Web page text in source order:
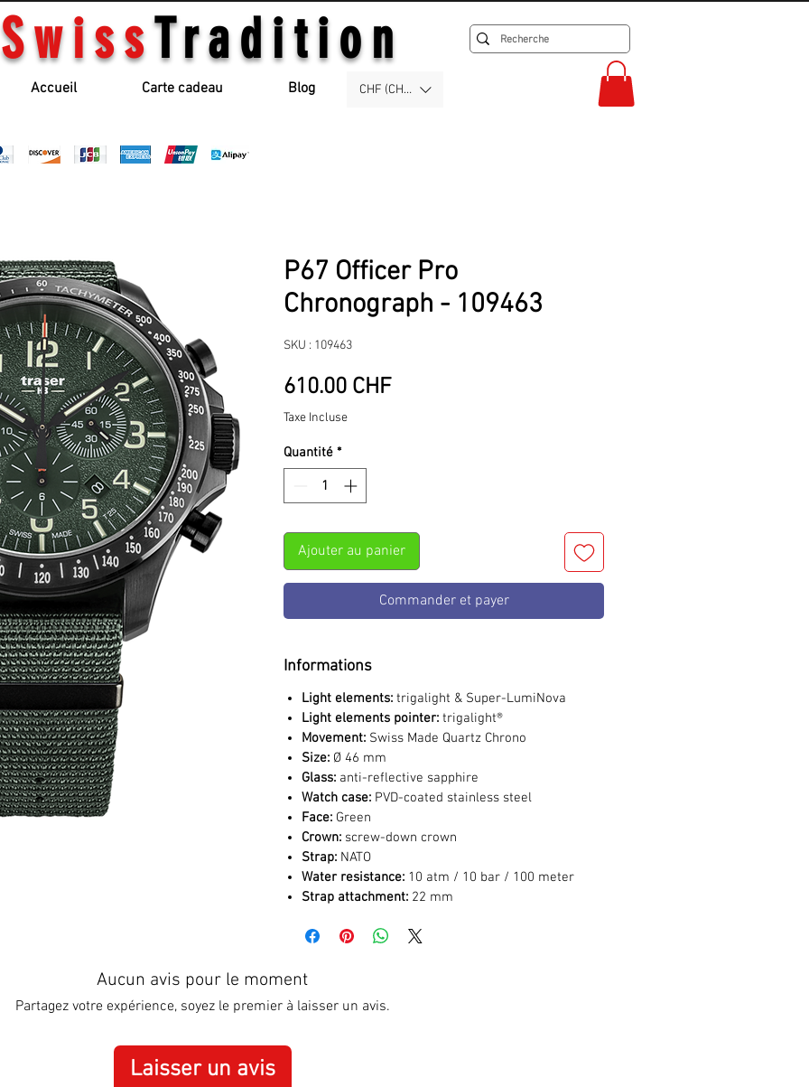
SwissTradition
Accueil Carte cadeau Blog CHF (CHF)
P67 Officer Pro
Chronograph - 109463
SKU : 109463
610.00 CHFPrix
Taxe Incluse
Quantité *
Ajouter au panier
Commander et payer
Informations
Light elements: trigalight & Super-LumiNova
Light elements pointer: trigalight®
Movement: Swiss Made Quartz Chrono
Size: Ø 46 mm
Glass: anti-reflective sapphire
Watch case: PVD-coated stainless steel
Face: Green
Crown: screw-down crown
Strap: NATO
Water resistance: 10 atm / 10 bar / 100 meter
Strap attachment: 22 mm
Aucun avis pour le moment
Partagez votre expérience, soyez le premier à laisser un avis.
Laisser un avis